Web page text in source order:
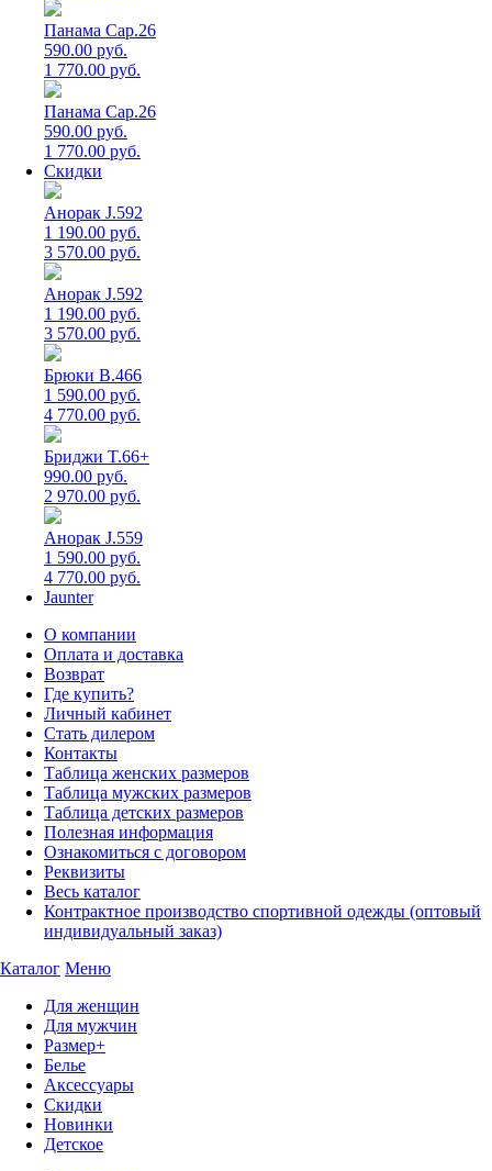
Панама Cap.26
590.00 руб.
1 770.00 руб.
Панама Cap.26
590.00 руб.
1 770.00 руб.
Скидки
Анорак J.592
1 190.00 руб.
3 570.00 руб.
Анорак J.592
1 190.00 руб.
3 570.00 руб.
Брюки B.466
1 590.00 руб.
4 770.00 руб.
Бриджи T.66+
990.00 руб.
2 970.00 руб.
Анорак J.559
1 590.00 руб.
4 770.00 руб.
Jaunter
О компании
Оплата и доставка
Возврат
Где купить?
Личный кабинет
Стать дилером
Контакты
Таблица женских размеров
Таблица мужских размеров
Таблица детских размеров
Полезная информация
Ознакомиться с договором
Реквизиты
Весь каталог
Контрактное производство спортивной одежды (оптовый
индивидуальный заказ)
Каталог Меню
Для женщин
Для мужчин
Размер+
Белье
Аксессуары
Скидки
Новинки
Детское